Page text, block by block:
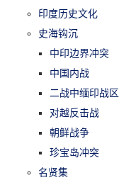
印度历史文化
史海钩沉
中印边界冲突
中国内战
二战中缅印战区
对越反击战
朝鲜战争
珍宝岛冲突
名贤集